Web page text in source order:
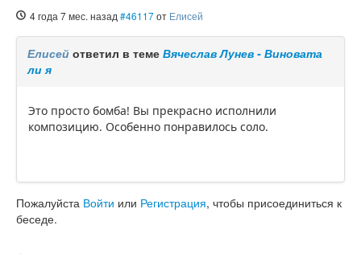
4 года 7 мес. назад #46117от Елисей
Елисей ответил в теме Вячеслав Лунев - Виновата
ли я
Это просто бомба! Вы прекрасно исполнили
композицию. Особенно понравилось соло.
Пожалуйста Войти или Регистрация, чтобы присоединиться к
беседе.